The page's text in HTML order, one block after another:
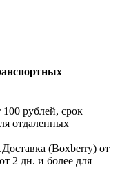
рублей, срок
отдаленных
(Boxberry) от
2 дн. и более для